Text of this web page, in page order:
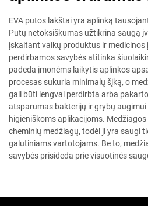
EVA putos lakštai yra aplinką
Putų netoksiškumas užtikrina saugą
įskaitant vaikų produktus ir medicinos
perdirbamos savybės atitinka
padeda įmonėms laikytis aplinkos
procesas sukuria minimalų šįką, o
gali būti lengvai perdirbta arba
atsparumas bakterijų ir grybų
higieniškoms aplikacijoms.
cheminių medžiagų, todėl ji yra saugi
galutiniams vartotojams. Be to,
savybės prisideda prie visuotinės